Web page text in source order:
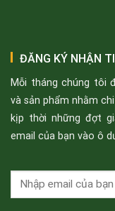
ĐĂNG KÝ NHẬN
Mỗi tháng chúng tôi
và sản phẩm nhằm
kịp thời những đợt
email của bạn vào ô